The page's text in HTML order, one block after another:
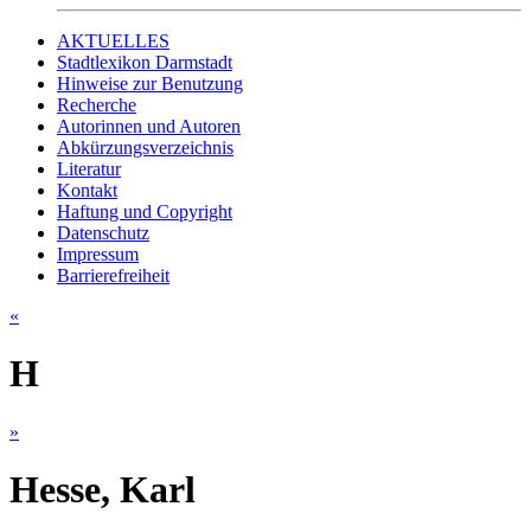
AKTUELLES
Stadtlexikon Darmstadt
Hinweise zur Benutzung
Recherche
Autorinnen und Autoren
Abkürzungsverzeichnis
Literatur
Kontakt
Haftung und Copyright
Datenschutz
Impressum
Barrierefreiheit
«
H
»
Hesse, Karl